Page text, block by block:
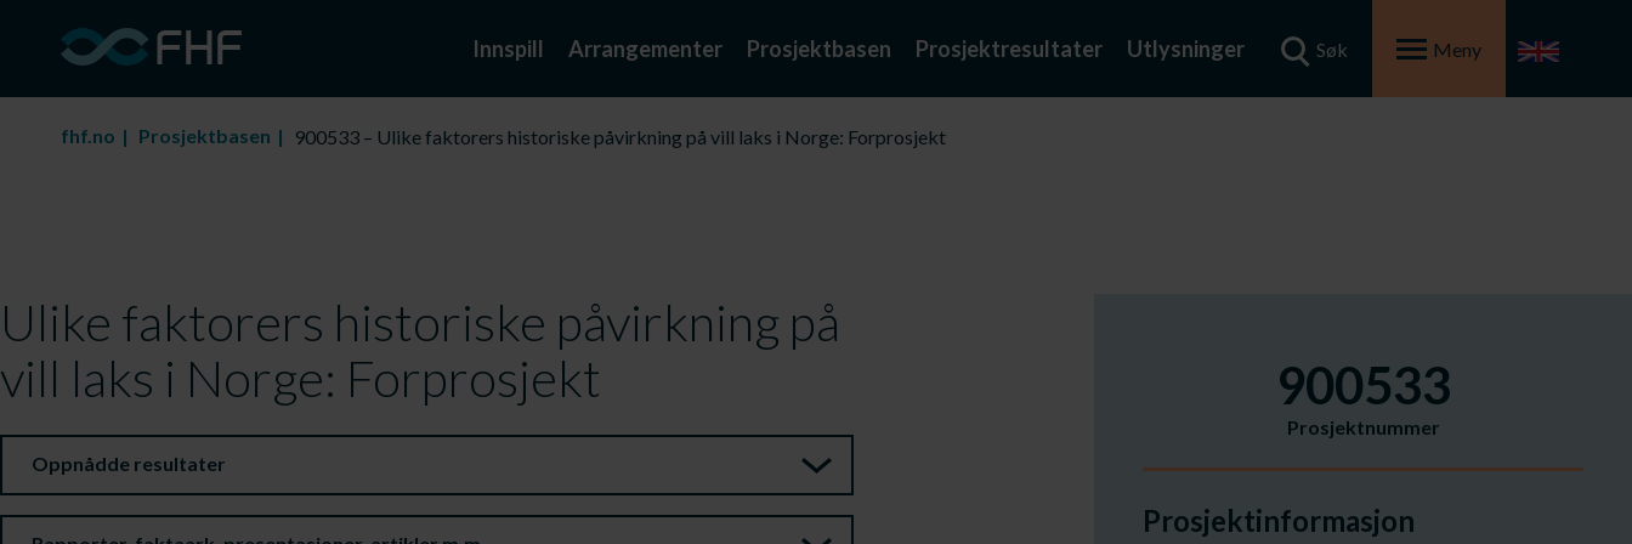
Innspill Arrangementer Prosjektbasen Prosjektresultater Utlysninger Søk Meny
fhf.no Prosjektbasen 900533 – Ulike faktorers historiske påvirkning på vill laks i Norge: Forprosjekt
Ulike faktorers historiske påvirkning på
vill laks i Norge: Forprosjekt
Oppnådde resultater
900533
Prosjektnummer
Prosjektinformasjon